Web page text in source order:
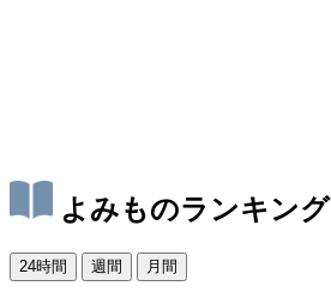
よみものランキング
24時間 週間 月間